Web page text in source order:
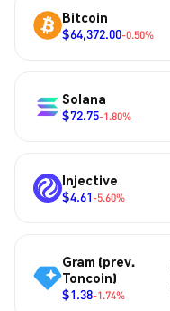
Bitcoin
$64,372.00-0.50%
Solana
$72.75-1.80%
Injective
$4.61-5.60%
Gram (prev.
Toncoin)
$1.38-1.74%